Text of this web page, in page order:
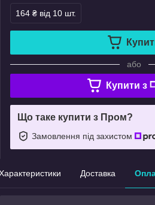
164 ₴ від 10 шт.
або
Купити з
Що таке купити з Пром?
Замовлення під захистом
Доставка